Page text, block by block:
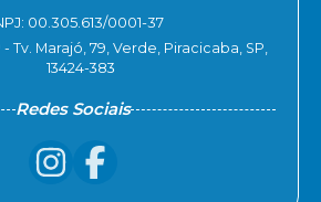
00.305.613/0001-37
- Tv. Marajó, 79, Verde, Piracicaba, SP,
13424-383
Redes Sociais